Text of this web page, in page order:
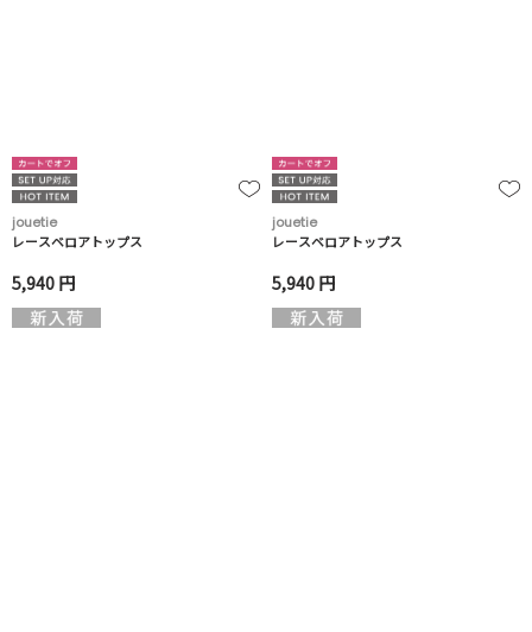
jouetie
レースベロアトップス
5,940 円
jouetie
レースベロアトップス
5,940 円